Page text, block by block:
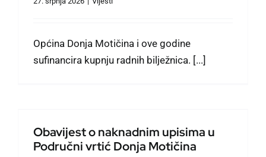
Općina Donja Motičina i ove godine
sufinancira kupnju radnih bilježnica. [...]
Obavijest o naknadnim upisima u
Područni vrtić Donja Motičina